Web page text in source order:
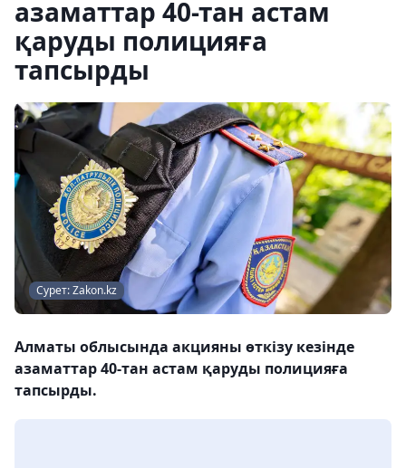
азаматтар 40-тан астам
қаруды полицияға
тапсырды
Сурет: Zakon.kz
Алматы облысында акцияны өткізу кезінде
азаматтар 40-тан астам қаруды полицияға
тапсырды.